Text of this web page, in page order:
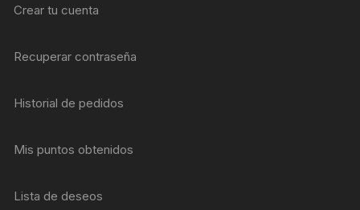
Crear tu cuenta
Recuperar contraseña
Historial de pedidos
Mis puntos obtenidos
Lista de deseos